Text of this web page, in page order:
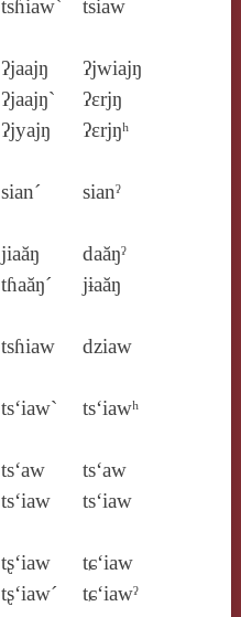
tsɦiaw`
tsiaw
ʔjaajŋ
ʔjaajŋ`
ʔjyajŋ
ʔjwiajŋ
ʔɛrjŋ
ʔɛrjŋʰ
sian´ sianˀ
jiaăŋ
tɦaăŋ´
daăŋˀ
jɨaăŋ
tsɦiaw dziaw
ts‘iaw` ts‘iawʰ
ts‘aw
ts‘iaw
ts‘aw
ts‘iaw
tʂ‘iaw
tʂ‘iaw´
tɕ‘iaw
tɕ‘iawˀ